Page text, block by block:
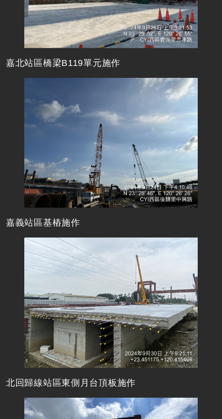
嘉北站區橋梁B119單元施作
嘉義站區基樁施作
北回歸線站區東側月台頂板施作